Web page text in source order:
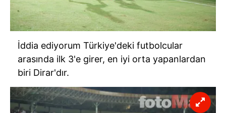
İddia ediyorum Türkiye'deki futbolcular
arasında ilk 3'e girer, en iyi orta yapanlardan
biri Dirar'dır.